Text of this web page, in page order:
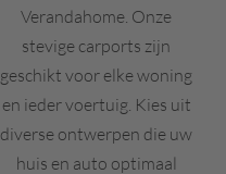
Verandahome. Onze
stevige carports zijn
geschikt voor elke woning
en ieder voertuig. Kies uit
diverse ontwerpen die uw
huis en auto optimaal